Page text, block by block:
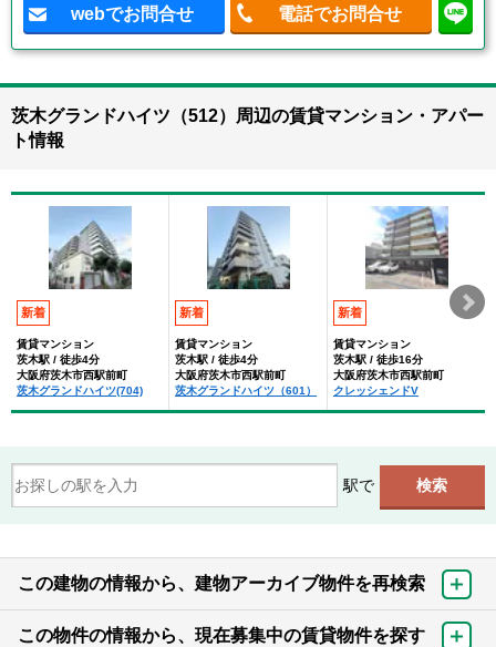
webでお問合せ 電話でお問合せ
茨木グランドハイツ（512）周辺の賃貸マンション・アパー
ト情報
新着
賃貸マンション
茨木駅 / 徒歩4分
大阪府茨木市西駅前町
茨木グランドハイツ(704)
新着
賃貸マンション
茨木駅 / 徒歩4分
大阪府茨木市西駅前町
茨木グランドハイツ（601）
新着
賃貸マンション
茨木駅 / 徒歩16分
大阪府茨木市西駅前町
クレッシェンドV
駅で
この建物の情報から、建物アーカイブ物件を再検索
この物件の情報から、現在募集中の賃貸物件を探す